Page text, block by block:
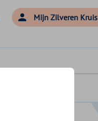
Mijn Zilveren Kruis